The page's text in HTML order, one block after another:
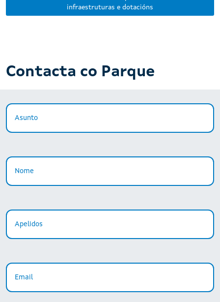
infraestruturas e dotacións
Contacta co Parque
Asunto
Nome
Apelidos
Email